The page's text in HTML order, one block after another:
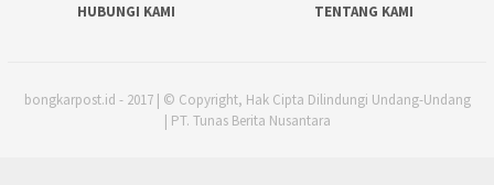
HUBUNGI KAMI
TENTANG KAMI
bongkarpost.id - 2017 | © Copyright, Hak Cipta Dilindungi Undang-Undang
| PT. Tunas Berita Nusantara